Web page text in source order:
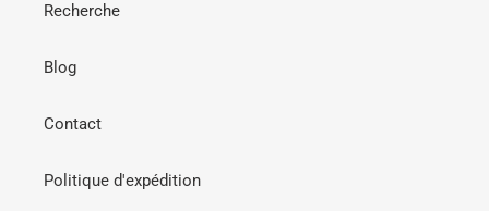
Recherche
Blog
Contact
Politique d'expédition